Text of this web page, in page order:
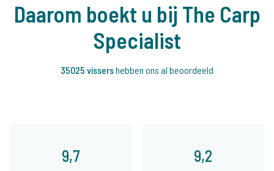
Daarom boekt u bij The Carp
Specialist
35025 vissershebben ons al beoordeeld
9,7 9,2